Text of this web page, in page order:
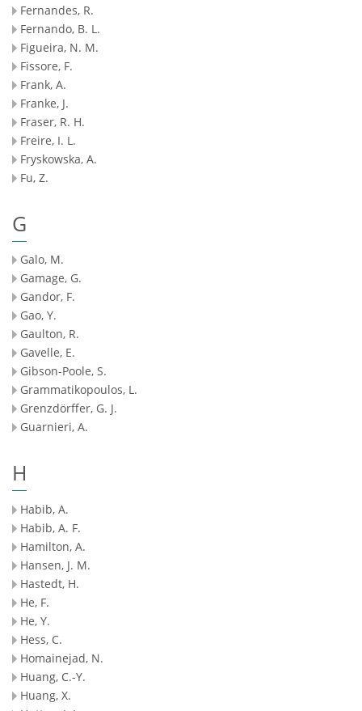
Fernandes, R.
Fernando, B. L.
Figueira, N. M.
Fissore, F.
Frank, A.
Franke, J.
Fraser, R. H.
Freire, I. L.
Fryskowska, A.
Fu, Z.
G
Galo, M.
Gamage, G.
Gandor, F.
Gao, Y.
Gaulton, R.
Gavelle, E.
Gibson-Poole, S.
Grammatikopoulos, L.
Grenzdörffer, G. J.
Guarnieri, A.
H
Habib, A.
Habib, A. F.
Hamilton, A.
Hansen, J. M.
Hastedt, H.
He, F.
He, Y.
Hess, C.
Homainejad, N.
Huang, C.-Y.
Huang, X.